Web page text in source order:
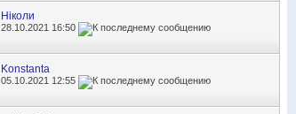
Ніколи
28.10.2021 16:50
Konstanta
05.10.2021 12:55